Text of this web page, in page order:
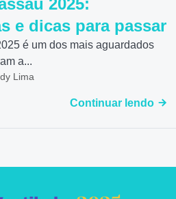
2025:
e dicas para passar
é um dos mais aguardados
a...
Lima
Continuar lendo